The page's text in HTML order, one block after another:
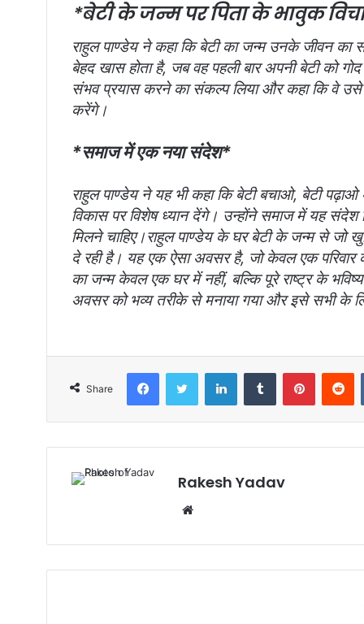
*बेटी के जन्म पर पिता के भावुक
राहुल पाण्डेय ने कहा कि बेटी का जन्म उनके जीवन का
बेहद खास होता है, जब वह पहली बार अपनी बेटी को
संभव प्रयास करने का संकल्प लिया और कहा कि वे उसे
करेंगे।
*समाज में एक नया संदेश*
राहुल पाण्डेय ने यह भी कहा कि बेटी बचाओ, बेटी
विकास पर विशेष ध्यान देंगे। उन्होंने समाज में यह संदेश
मिलने चाहिए।राहुल पाण्डेय के घर बेटी के जन्म से
दे रही है। यह एक ऐसा अवसर है, जो केवल एक परिवार
का जन्म केवल एक घर में नहीं, बल्कि पूरे राष्ट्र के
अवसर को भव्य तरीके से मनाया गया और इसे सभी के
Share
Rakesh Yadav
b
s